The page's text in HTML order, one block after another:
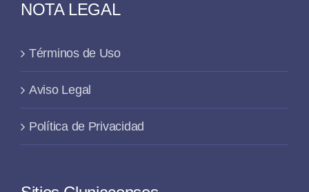
NOTA LEGAL
Términos de Uso
Aviso Legal
Política de Privacidad